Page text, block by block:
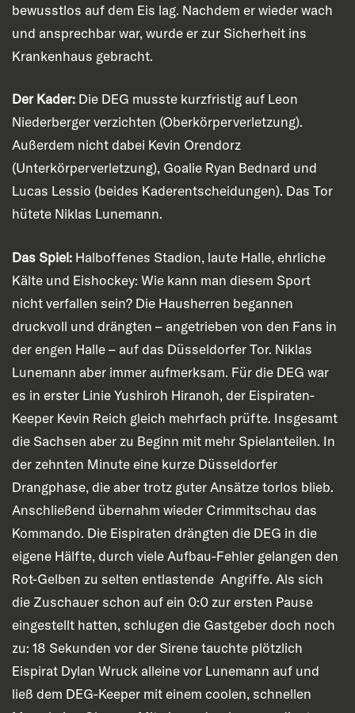
bewusstlos auf dem Eis lag. Nachdem er wieder wach
und ansprechbar war, wurde er zur Sicherheit ins
Krankenhaus gebracht.
Der Kader: Die DEG musste kurzfristig auf Leon
Niederberger verzichten (Oberkörperverletzung).
Außerdem nicht dabei Kevin Orendorz
(Unterkörperverletzung), Goalie Ryan Bednard und
Lucas Lessio (beides Kaderentscheidungen). Das Tor
hütete Niklas Lunemann.
Das Spiel: Halboffenes Stadion, laute Halle, ehrliche
Kälte und Eishockey: Wie kann man diesem Sport
nicht verfallen sein? Die Hausherren begannen
druckvoll und drängten – angetrieben von den Fans in
der engen Halle – auf das Düsseldorfer Tor. Niklas
Lunemann aber immer aufmerksam. Für die DEG war
es in erster Linie Yushiroh Hiranoh, der Eispiraten-
Keeper Kevin Reich gleich mehrfach prüfte. Insgesamt
die Sachsen aber zu Beginn mit mehr Spielanteilen. In
der zehnten Minute eine kurze Düsseldorfer
Drangphase, die aber trotz guter Ansätze torlos blieb.
Anschließend übernahm wieder Crimmitschau das
Kommando. Die Eispiraten drängten die DEG in die
eigene Hälfte, durch viele Aufbau-Fehler gelangen den
Rot-Gelben zu selten entlastende Angriffe. Als sich
die Zuschauer schon auf ein 0:0 zur ersten Pause
eingestellt hatten, schlugen die Gastgeber doch noch
zu: 18 Sekunden vor der Sirene tauchte plötzlich
Eispirat Dylan Wruck alleine vor Lunemann auf und
ließ dem DEG-Keeper mit einem coolen, schnellen